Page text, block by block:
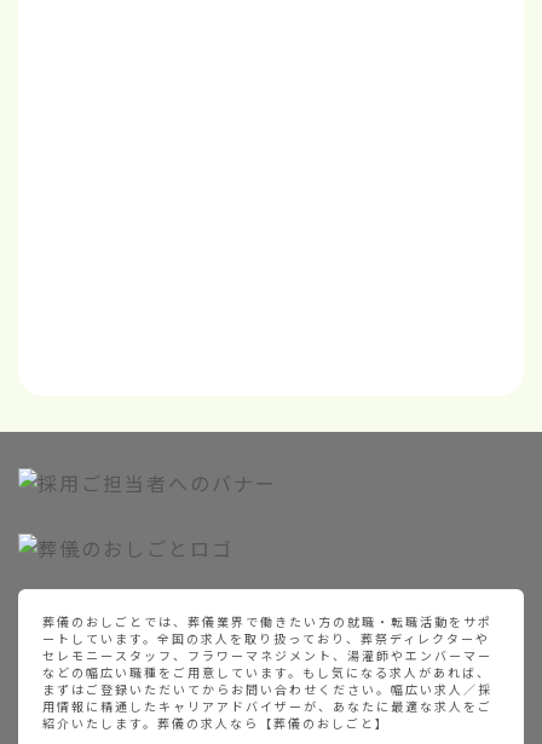
葬儀のおしごとでは、葬儀業界で働きたい方の就職・転職活動をサポ
ートしています。全国の求人を取り扱っており、葬祭ディレクターや
セレモニースタッフ、フラワーマネジメント、湯灌師やエンバーマー
などの幅広い職種をご用意しています。もし気になる求人があれば、
まずはご登録いただいてからお問い合わせください。幅広い求人／採
用情報に精通したキャリアアドバイザーが、あなたに最適な求人をご
紹介いたします。葬儀の求人なら【葬儀のおしごと】